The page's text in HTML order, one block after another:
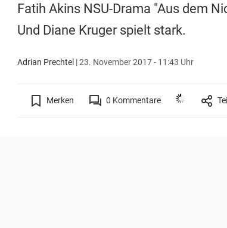
Fatih Akins NSU-Drama "Aus dem
Und Diane Kruger spielt stark.
Adrian Prechtel |23. November 2017 - 11:43 Uhr
Merken 0 Kommentare